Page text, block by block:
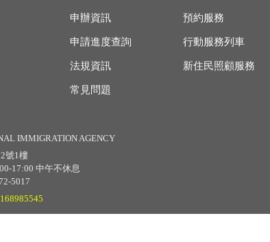
申辦資訊
申請進度查詢
法規資訊
常見問題
預約服務
行動服務列車
新住民照顧服務
IMMIGRATION AGENCY
號1樓
17:00 中午不休息
5017
168985545